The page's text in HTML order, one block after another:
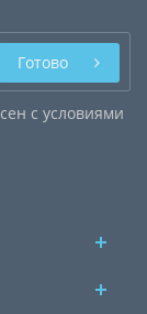
с условиями
Готово